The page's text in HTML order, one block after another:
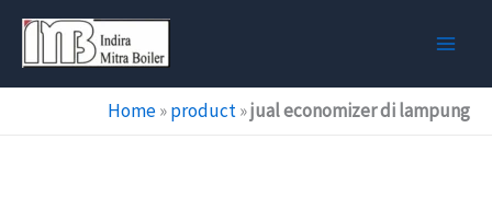
Skip
content
Home»product»jual economizer di lampung